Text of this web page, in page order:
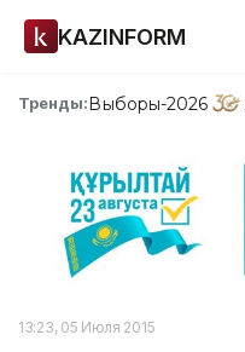
KAZINFORM
Тренды:Выборы-2026
13:23, 05 Июля 2015